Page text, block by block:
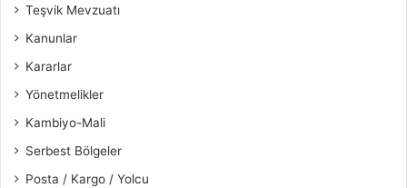
Teşvik Mevzuatı
Kanunlar
Kararlar
Yönetmelikler
Kambiyo-Mali
Serbest Bölgeler
Posta / Kargo / Yolcu